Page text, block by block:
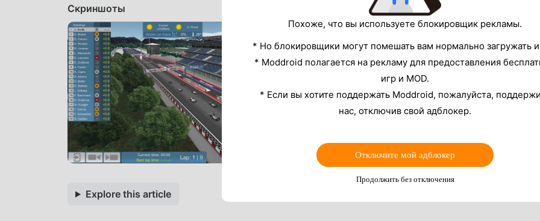
Скриншоты
Explore this article
Похоже, что вы используете блокировщик рекламы.
* Но блокировщики могут помешать вам нормально загружать
* Moddroid полагается на рекламу для предоставления
игр и MOD.
* Если вы хотите поддержать Moddroid, пожалуйста,
нас, отключив свой адблокер.
Отключите мой адблокер
Продолжить без отключения